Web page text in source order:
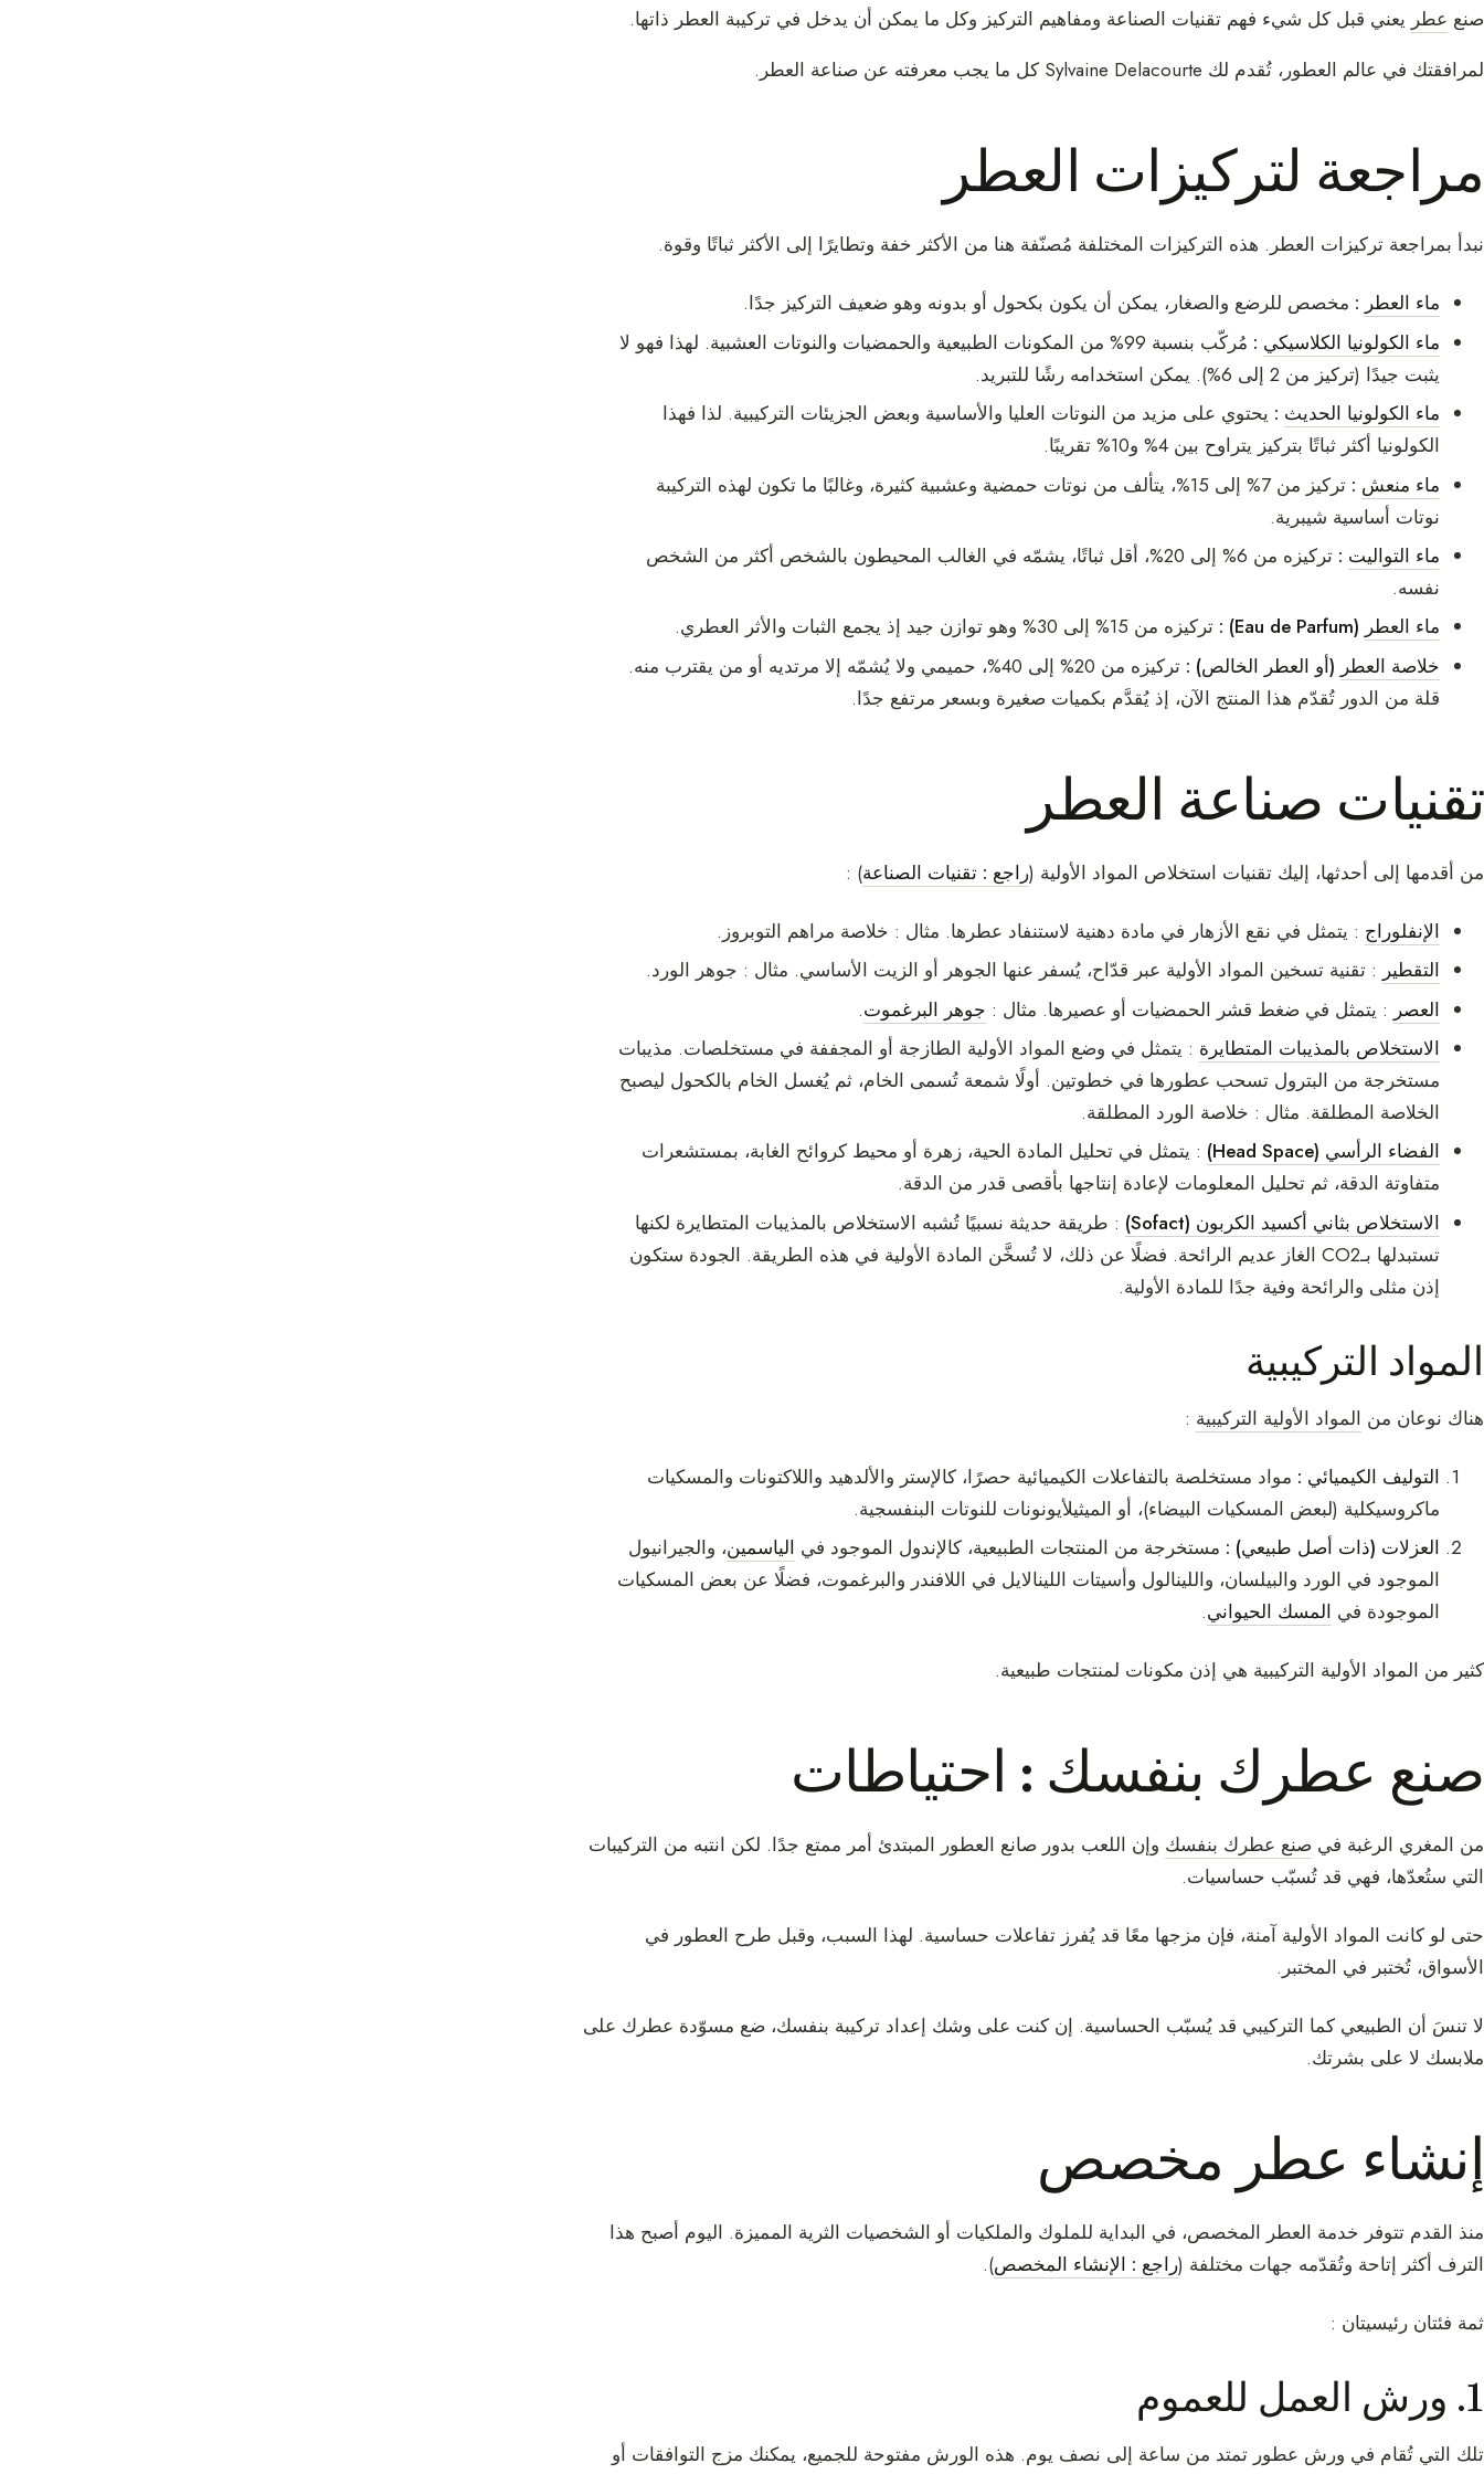
صنع عطر يعني قبل كل شيء فهم تقنيات الصناعة ومفاهيم التركيز وكل ما يمكن أن يدخل في تركيبة العطر ذاتها.
لمرافقتك في عالم العطور، تُقدم لك Sylvaine Delacourte كل ما يجب معرفته عن صناعة العطر.
مراجعة لتركيزات العطر
نبدأ بمراجعة تركيزات العطر. هذه التركيزات المختلفة مُصنّفة هنا من الأكثر خفة وتطايرًا إلى الأكثر ثباتًا وقوة.
ماء العطر : مخصص للرضع والصغار، يمكن أن يكون بكحول أو بدونه وهو ضعيف التركيز جدًا.
ماء الكولونيا الكلاسيكي :
مُركّب بنسبة 99% من المكونات الطبيعية والحمضيات والنوتات العشبية. لهذا فهو لا
يثبت جيدًا (تركيز من 2 إلى 6%). يمكن استخدامه رشًا للتبريد.
ماء الكولونيا الحديث : يحتوي على مزيد من النوتات العليا والأساسية وبعض الجزيئات التركيبية. لذا فهذا
الكولونيا أكثر ثباتًا بتركيز يتراوح بين 4% و10% تقريبًا.
ماء منعش :
تركيز من 7% إلى 15%، يتألف من نوتات حمضية وعشبية كثيرة، وغالبًا ما تكون لهذه التركيبة
نوتات أساسية شيبرية.
ماء التواليت :
تركيزه من 6% إلى 20%، أقل ثباتًا، يشمّه في الغالب المحيطون بالشخص أكثر من الشخص
نفسه.
ماء العطر (Eau de Parfum) :
تركيزه من 15% إلى 30% وهو توازن جيد إذ يجمع الثبات والأثر العطري.
خلاصة العطر (أو العطر الخالص) :
تركيزه من 20% إلى 40%، حميمي ولا يُشمّه إلا مرتديه أو من يقترب منه.
قلة من الدور تُقدّم هذا المنتج الآن، إذ يُقدَّم بكميات صغيرة وبسعر مرتفع جدًا.
تقنيات صناعة العطر
من أقدمها إلى أحدثها، إليك تقنيات استخلاص المواد الأولية (راجع : تقنيات الصناعة) :
الإنفلوراج : يتمثل في نقع الأزهار في مادة دهنية لاستنفاد عطرها. مثال : خلاصة مراهم التوبروز.
التقطير : تقنية تسخين المواد الأولية عبر قدّاح، يُسفر عنها الجوهر أو الزيت الأساسي. مثال : جوهر الورد.
العصر : يتمثل في ضغط قشر الحمضيات أو عصيرها. مثال : جوهر البرغموت.
الاستخلاص بالمذيبات المتطايرة : يتمثل في وضع المواد الأولية الطازجة أو المجففة في مستخلصات. مذيبات
مستخرجة من البترول تسحب عطورها في خطوتين. أولًا شمعة تُسمى الخام، ثم يُغسل الخام بالكحول ليصبح
الخلاصة المطلقة. مثال : خلاصة الورد المطلقة.
الفضاء الرأسي (Head Space)
: يتمثل في تحليل المادة الحية، زهرة أو محيط كروائح الغابة، بمستشعرات
متفاوتة الدقة، ثم تحليل المعلومات لإعادة إنتاجها بأقصى قدر من الدقة.
الاستخلاص بثاني أكسيد الكربون (Sofact)
: طريقة حديثة نسبيًا تُشبه الاستخلاص بالمذيبات المتطايرة لكنها
تستبدلها بـCO2 الغاز عديم الرائحة. فضلًا عن ذلك، لا تُسخَّن المادة الأولية في هذه الطريقة. الجودة ستكون
إذن مثلى والرائحة وفية جدًا للمادة الأولية.
المواد التركيبية
هناك نوعان من المواد الأولية التركيبية :
التوليف الكيميائي : مواد مستخلصة بالتفاعلات الكيميائية حصرًا، كالإستر والألدهيد واللاكتونات والمسكيات
ماكروسيكلية (لبعض المسكيات البيضاء)، أو الميثيلأيونونات للنوتات البنفسجية.
العزلات (ذات أصل طبيعي) : مستخرجة من المنتجات الطبيعية، كالإندول الموجود في الياسمين، والجيرانيول
الموجود في الورد والبيلسان، واللينالول وأسيتات اللينالايل في اللافندر والبرغموت، فضلًا عن بعض المسكيات
الموجودة في المسك الحيواني.
كثير من المواد الأولية التركيبية هي إذن مكونات لمنتجات طبيعية.
صنع عطرك بنفسك : احتياطات
من المغري الرغبة في صنع عطرك بنفسك وإن اللعب بدور صانع العطور المبتدئ أمر ممتع جدًا. لكن انتبه من التركيبات
التي ستُعدّها، فهي قد تُسبّب حساسيات.
حتى لو كانت المواد الأولية آمنة، فإن مزجها معًا قد يُفرز تفاعلات حساسية. لهذا السبب، وقبل طرح العطور في
الأسواق، تُختبر في المختبر.
لا تنسَ أن الطبيعي كما التركيبي قد يُسبّب الحساسية. إن كنت على وشك إعداد تركيبة بنفسك، ضع مسوّدة عطرك على
ملابسك لا على بشرتك.
إنشاء عطر مخصص
منذ القدم تتوفر خدمة العطر المخصص، في البداية للملوك والملكيات أو الشخصيات الثرية المميزة. اليوم أصبح هذا
الترف أكثر إتاحة وتُقدّمه جهات مختلفة (راجع : الإنشاء المخصص).
ثمة فئتان رئيسيتان :
1. ورش العمل للعموم
تلك التي تُقام في ورش عطور تمتد من ساعة إلى نصف يوم. هذه الورش مفتوحة للجميع، يمكنك مزج التوافقات أو